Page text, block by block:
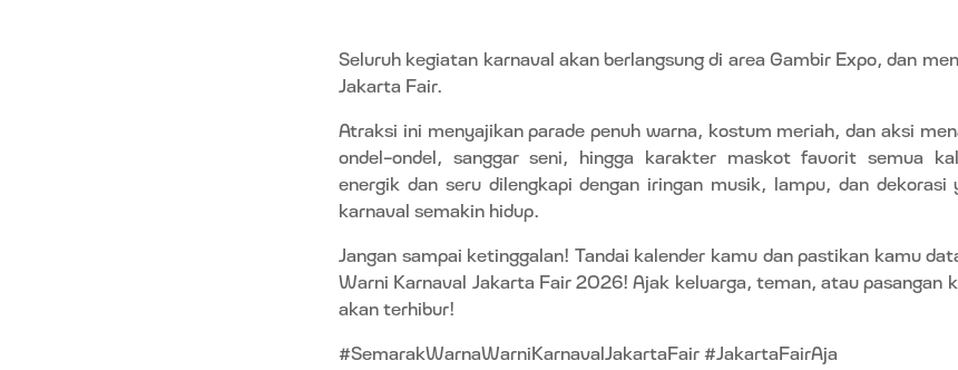
Seluruh kegiatan karnaval akan berlangsung di area Gambir Expo, dan
Jakarta Fair.
Atraksi ini menyajikan parade penuh warna, kostum meriah, dan aksi
ondel-ondel, sanggar seni, hingga karakter maskot favorit semua
energik dan seru dilengkapi dengan iringan musik, lampu, dan dekorasi
karnaval semakin hidup.
Jangan sampai ketinggalan! Tandai kalender kamu dan pastikan kamu
Warni Karnaval Jakarta Fair 2026! Ajak keluarga, teman, atau pasangan
akan terhibur!
#SemarakWarnaWarniKarnavalJakartaFair #JakartaFairAja